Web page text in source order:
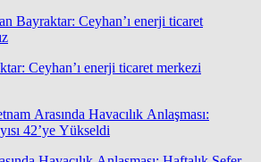
Ceyhan’ı enerji ticaret merkezi